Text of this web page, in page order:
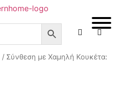
/ Σύνθεση με Χαμηλή Κουκέτα: